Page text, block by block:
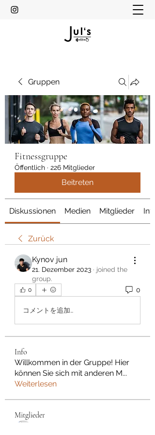
Gruppen
Fitnessgruppe
Öffentlich · 226 Mitglieder
Beitreten
Diskussionen Medien Mitglieder Info
Zurück
Kynov jun
21. Dezember 2023 · joined the
group.
0 0
コメントを追加…
Info
Willkommen in der Gruppe! Hier
können Sie sich mit anderen M...
Weiterlesen
Mitglieder